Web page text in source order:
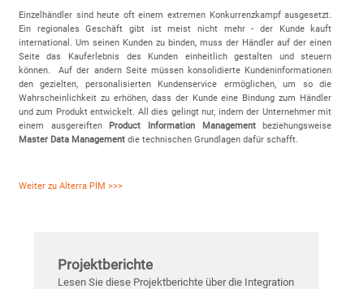
Einzelhändler sind heute oft einem extremen Konkurrenzkampf ausgesetzt.
Ein regionales Geschäft gibt ist meist nicht mehr - der Kunde kauft
international. Um seinen Kunden zu binden, muss der Händler auf der einen
Seite das Kauferlebnis des Kunden einheitlich gestalten und steuern
können. Auf der andern Seite müssen konsolidierte Kundeninformationen
den gezielten, personalisierten Kundenservice ermöglichen, um so die
Wahrscheinlichkeit zu erhöhen, dass der Kunde eine Bindung zum Händler
und zum Produkt entwickelt. All dies gelingt nur, indem der Unternehmer mit
einem ausgereiften
Product Information Managementbeziehungsweise
Master Data Management die technischen Grundlagen dafür schafft.
Weiter zu Alterra PIM >>>
Projektberichte
Lesen Sie diese Projektberichte über die Integration